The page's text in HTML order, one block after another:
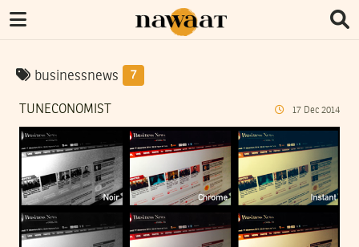
businessnews 7
TUNECONOMIST 17 Dec 2014